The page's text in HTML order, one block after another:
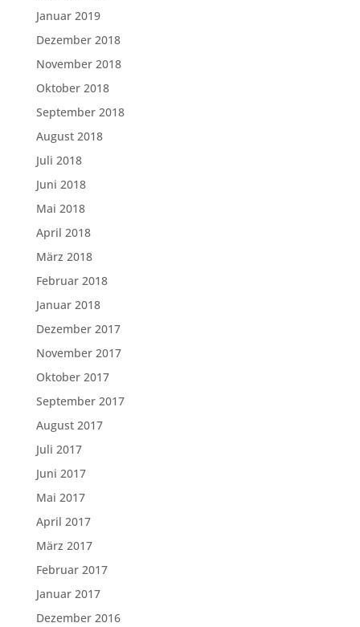
Januar 2019
Dezember 2018
November 2018
Oktober 2018
September 2018
August 2018
Juli 2018
Juni 2018
Mai 2018
April 2018
März 2018
Februar 2018
Januar 2018
Dezember 2017
November 2017
Oktober 2017
September 2017
August 2017
Juli 2017
Juni 2017
Mai 2017
April 2017
März 2017
Februar 2017
Januar 2017
Dezember 2016